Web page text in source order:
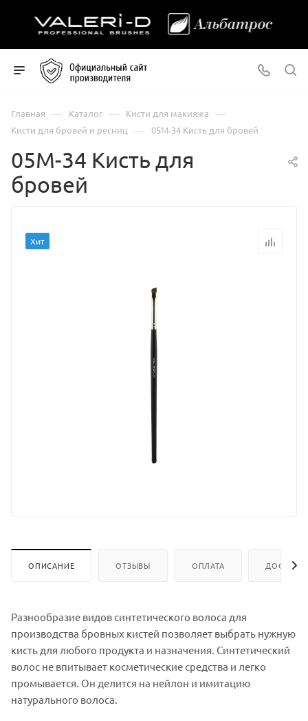
Главная — Каталог — Кисти для макияжа —
Кисти для бровей и ресниц — 05М-34 Кисть для бровей
05М-34 Кисть для
бровей
Хит
ОПИСАНИЕ ОТЗЫВЫ ОПЛАТА
Разнообразие видов синтетического волоса для
производства бровных кистей позволяет выбрать нужную
кисть для любого продукта и назначения. Синтетический
волос не впитывает косметические средства и легко
промывается. Он делится на нейлон и имитацию
натурального волоса.